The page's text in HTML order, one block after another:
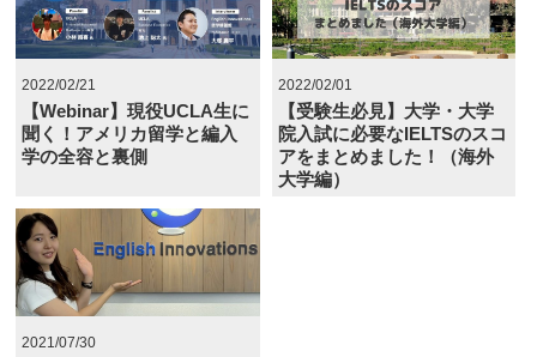
2022/02/21
【Webinar】現役UCLA生に
聞く！アメリカ留学と編入
学の全容と裏側
2022/02/01
【受験生必見】大学・大学
院入試に必要なIELTSのスコ
アをまとめました！（海外
大学編）
2021/07/30